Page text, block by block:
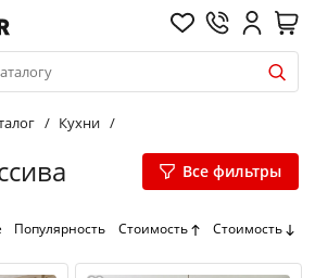
Кухни
Все фильтры
Популярность Стоимость Стоимость